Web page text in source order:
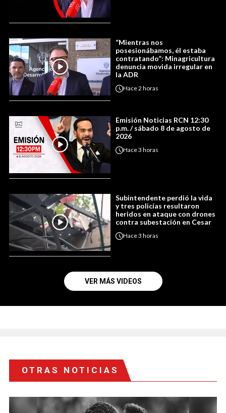
“Mientras nos
posesionábamos, él estaba
contratando”: Minagricultura
denuncia movida irregular en
la ADR
Hace2 horas
Emisión Noticias RCN 12:30
p.m. / sábado 8 de agosto de
2026
Hace3 horas
Subintendente perdió la vida
y tres policías resultaron
heridos en ataque con drones
contra subestación en Cesar
Hace3 horas
VER MÁS VIDEOS
OTRAS NOTICIAS